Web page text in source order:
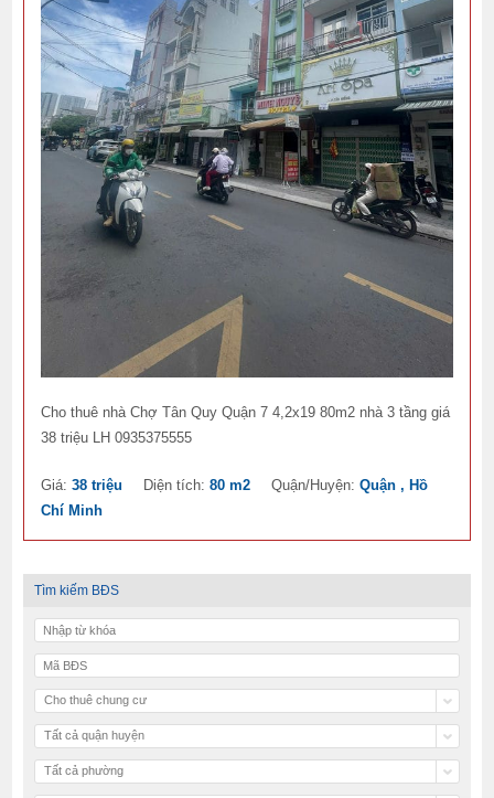
Cho thuê nhà Chợ Tân Quy Quận 7 4,2x19 80m2 nhà 3 tầng giá
38 triệu LH 0935375555
Giá:38 triệu Diện tích:80 m2 Quận/Huyện:Quận , Hồ
Chí Minh
Tìm kiếm BĐS
Cho thuê chung cư
Tất cả quận huyện
Tất cả phường